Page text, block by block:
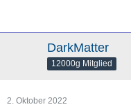
DarkMatter
12000g Mitglied
2. Oktober 2022